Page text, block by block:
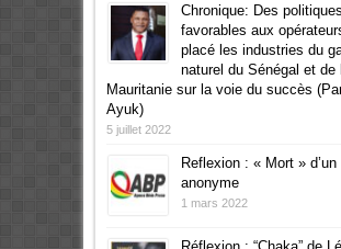
Chronique: Des politiques
favorables aux
placé les industries du
naturel du Sénégal et de
Mauritanie sur la voie du succès
Ayuk)
5 juillet 2022
Reflexion : « Mort » d’un
anonyme
1 mars 2022